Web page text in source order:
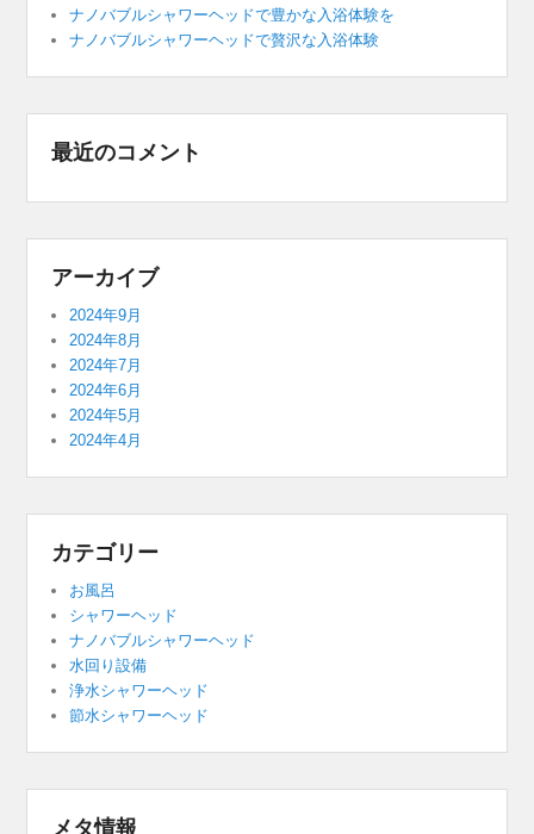
ナノバブルシャワーヘッドで豊かな入浴体験を
ナノバブルシャワーヘッドで贅沢な入浴体験
最近のコメント
アーカイブ
2024年9月
2024年8月
2024年7月
2024年6月
2024年5月
2024年4月
カテゴリー
お風呂
シャワーヘッド
ナノバブルシャワーヘッド
水回り設備
浄水シャワーヘッド
節水シャワーヘッド
メタ情報